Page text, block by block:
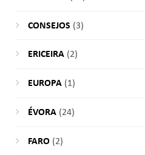
CONSEJOS (3)
ERICEIRA(2)
EUROPA(1)
ÉVORA(24)
FARO(2)